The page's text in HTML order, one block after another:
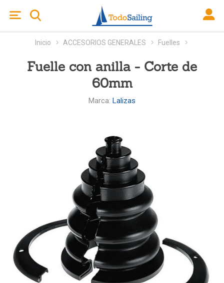
Inicio ACCESORIOS GENERALES Fuelles
Fuelle con anilla - Corte de
60mm
Marca: Lalizas